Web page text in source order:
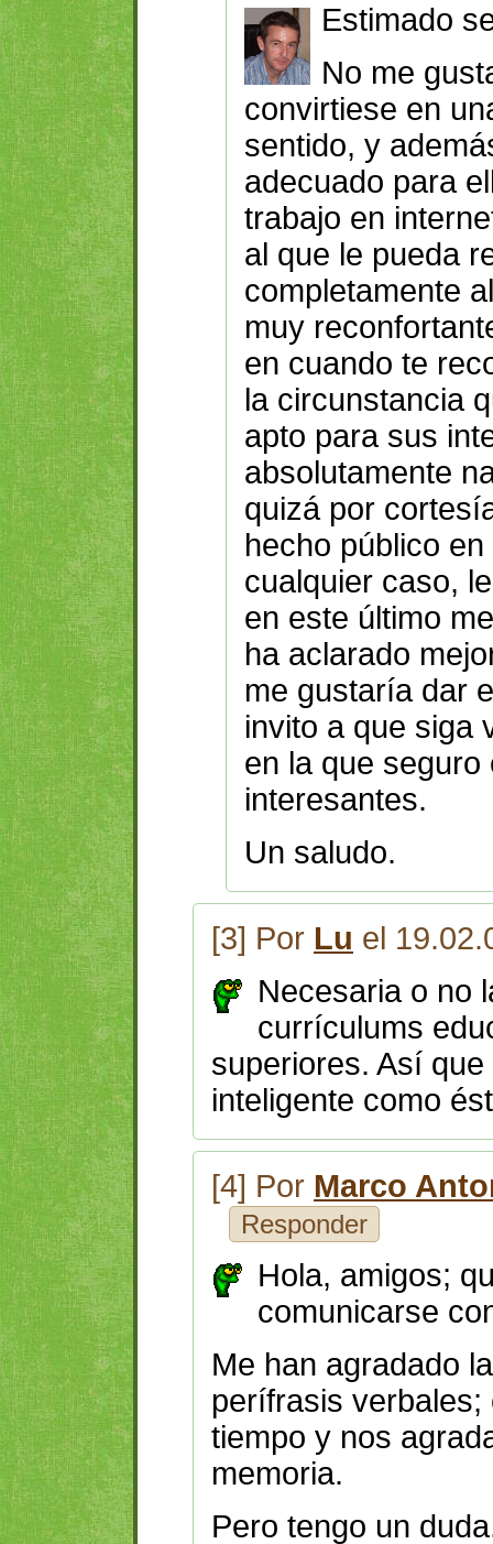
Estimado
No me
convirtiese en
sentido, y
adecuado para
trabajo en
al que le pueda
completamente
muy
en cuando te
la circunstancia
apto para sus
absolutamente
quizá por
hecho público
cualquier caso,
en este último
ha aclarado
me gustaría dar
invito a que siga
en la que
interesantes.
Un saludo.
[3] Por Lu el
Necesaria o no
currículums
superiores. Así
inteligente como
[4] Por Marco
Responder
Hola, amigos;
comunicarse
Me han agradado
perífrasis
tiempo y nos
memoria.
Pero tengo un